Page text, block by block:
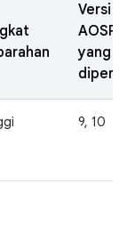
Versi
AOSP
yang
9, 10